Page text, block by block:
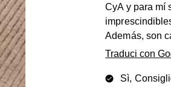
CyA y para mí
Además, son
Traduci con
Sì,